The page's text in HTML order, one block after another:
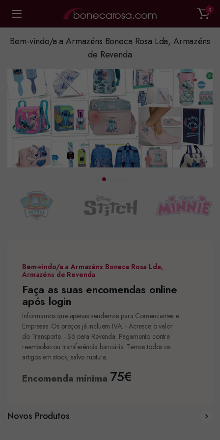
0
Bem-vindo/a a Armazéns Boneca Rosa Lda, Armazéns
de Revenda
Bem-vindo/a a Armazéns Boneca Rosa Lda,
Armazéns de Revenda
Faça as suas encomendas online
após login
Informamos que apenas vendemos para Comerciantes e
Empresas. Os preços já incluem IVA. - Acresce o valor
do Transporte. - Só para Revenda. Pagamento contra
reembolso ou transferência bancária. Temos todos os
artigos em stock, salvo ruptura.
Encomenda mínima 75€
Novos Produtos